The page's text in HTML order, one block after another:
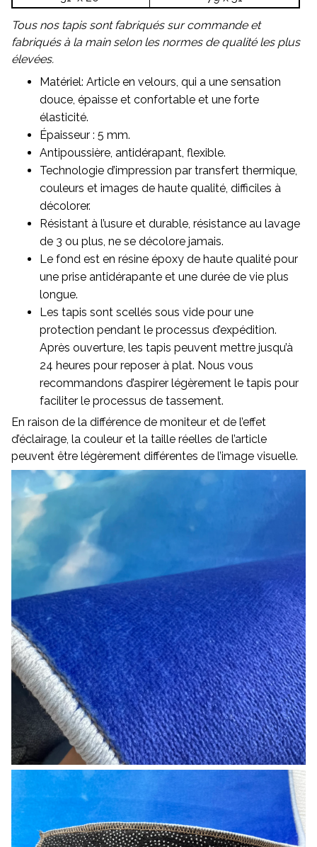
Tous nos tapis sont fabriqués sur commande et
fabriqués à la main selon les normes de qualité les plus
élevées.
Matériel: Article en velours, qui a une sensation
douce, épaisse et confortable et une forte
élasticité.
Épaisseur : 5 mm.
Antipoussière, antidérapant, flexible.
Technologie d’impression par transfert thermique,
couleurs et images de haute qualité, difficiles à
décolorer.
Résistant à l’usure et durable, résistance au lavage
de 3 ou plus, ne se décolore jamais.
Le fond est en résine époxy de haute qualité pour
une prise antidérapante et une durée de vie plus
longue.
Les tapis sont scellés sous vide pour une
protection pendant le processus d’expédition.
Après ouverture, les tapis peuvent mettre jusqu’à
24 heures pour reposer à plat. Nous vous
recommandons d’aspirer légèrement le tapis pour
faciliter le processus de tassement.
En raison de la différence de moniteur et de l’effet
d’éclairage, la couleur et la taille réelles de l’article
peuvent être légèrement différentes de l’image visuelle.